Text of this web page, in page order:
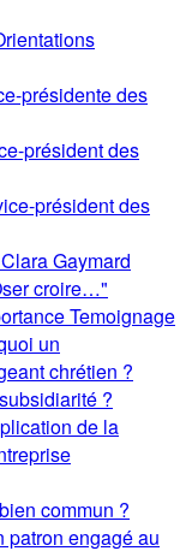
présidente des
président des
président des
Gaymard
croire…"
Temoignage
un
chrétien ?
?
de la
commun ?
patron engagé au